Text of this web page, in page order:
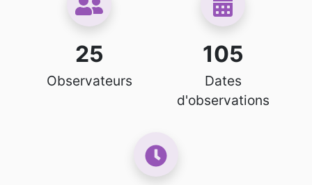
25
Observateurs
105
Dates
d'observations